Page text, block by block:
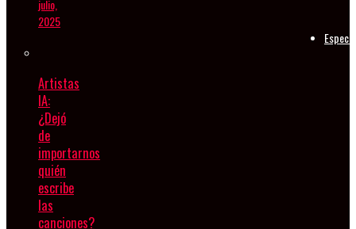
julio,
2025
Artistas
IA:
¿Dejó
de
importarnos
quién
escribe
las
canciones?